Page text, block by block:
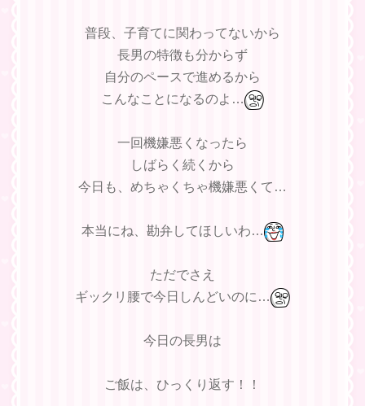
普段、子育てに関わってないから
長男の特徴も分からず
自分のペースで進めるから
こんなことになるのよ…
一回機嫌悪くなったら
しばらく続くから
今日も、めちゃくちゃ機嫌悪くて…
本当にね、勘弁してほしいわ…
ただでさえ
ギックリ腰で今日しんどいのに…
今日の長男は
ご飯は、ひっくり返す！！